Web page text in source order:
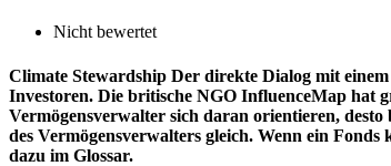
Nicht bewertet
Climate Stewardship Der direkte Dialog mit
Investoren. Die britische NGO InfluenceMap hat
Vermögensverwalter sich daran orientieren,
des Vermögensverwalters gleich. Wenn ein
dazu im Glossar.